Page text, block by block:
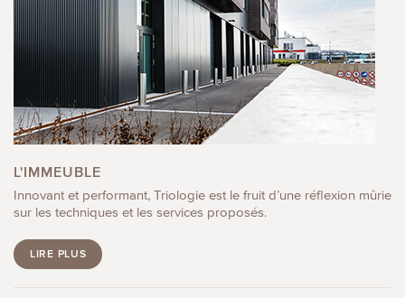
L'IMMEUBLE
Innovant et performant, Triologie est le fruit d’une réflexion mûrie
sur les techniques et les services proposés.
LIRE PLUS